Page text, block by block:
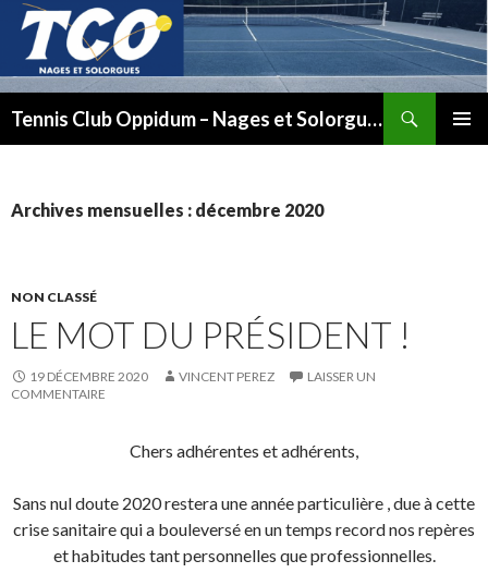
Tennis Club Oppidum – Nages et Solorgues
Archives mensuelles : décembre 2020
NON CLASSÉ
LE MOT DU PRÉSIDENT !
19 DÉCEMBRE 2020 VINCENT PEREZ
LAISSER UN
COMMENTAIRE
Chers adhérentes et adhérents,
Sans nul doute 2020 restera une année particulière , due à cette
crise sanitaire qui a bouleversé en un temps record nos repères
et habitudes tant personnelles que professionnelles.